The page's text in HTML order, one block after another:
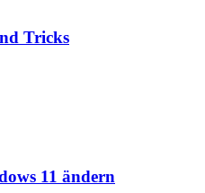
Tricks
11 ändern